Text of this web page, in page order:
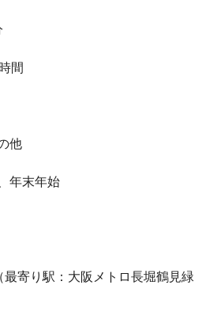
間
他
年末年始
寄り駅：大阪メトロ長堀鶴見緑